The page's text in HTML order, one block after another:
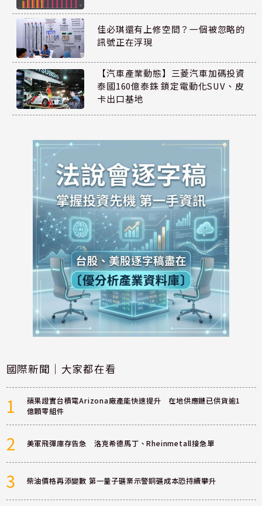
佳必琪還有上修空間？一個被忽略的
訊號正在浮現
【汽車產業動態】三菱汽車加碼投資
泰國160億泰銖 鎖定電動化SUV、皮
卡出口基地
國際新聞｜大家都在看
1
蘋果證實台積電Arizona廠產能快速提升 在地供應鏈已供貨逾1
億顆零組件
2 美軍飛彈庫存告急 洛克希德馬丁、Rheinmetall接急單
3 柴油價格再添變數 第一量子礦業示警銅礦成本恐持續攀升